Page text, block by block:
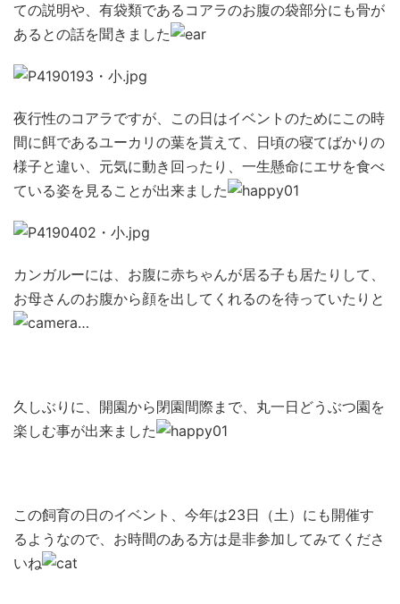
ての説明や、有袋類であるコアラのお腹の袋部分にも骨が
あるとの話を聞きました
夜行性のコアラですが、この日はイベントのためにこの時
間に餌であるユーカリの葉を貰えて、日頃の寝てばかりの
様子と違い、元気に動き回ったり、一生懸命にエサを食べ
ている姿を見ることが出来ました
カンガルーには、お腹に赤ちゃんが居る子も居たりして、
お母さんのお腹から顔を出してくれるのを待っていたりと
…
久しぶりに、開園から閉園間際まで、丸一日どうぶつ園を
楽しむ事が出来ました
この飼育の日のイベント、今年は23日（土）にも開催す
るようなので、お時間のある方は是非参加してみてくださ
いね